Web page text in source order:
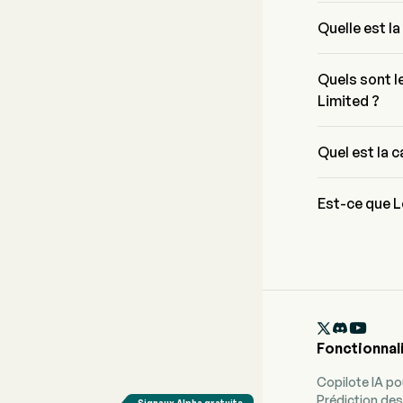
il a rejoint
Quelle est
dernière
Quels sont
Limited ?
Information
Quel est la
Est-ce que

Copilote IA
Prédiction